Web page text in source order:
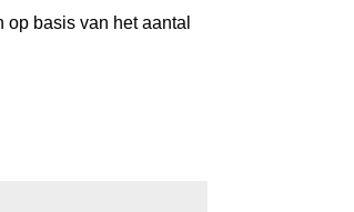
basis van het aantal